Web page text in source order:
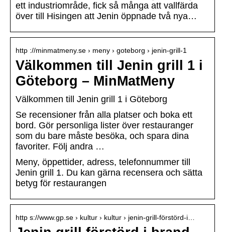
ett industriområde, fick så många att vallfärda
över till Hisingen att Jenin öppnade två nya…
http ://minmatmeny.se › meny › goteborg › jenin-grill-1
Välkommen till Jenin grill 1 i
Göteborg – MinMatMeny
Välkommen till Jenin grill 1 i Göteborg
Se recensioner från alla platser och boka ett
bord. Gör personliga lister över restauranger
som du bare måste besöka, och spara dina
favoriter. Följ andra …
Meny, öppettider, adress, telefonnummer till
Jenin grill 1. Du kan gärna recensera och sätta
betyg för restaurangen
http s://www.gp.se › kultur › kultur › jenin-grill-förstörd-i…